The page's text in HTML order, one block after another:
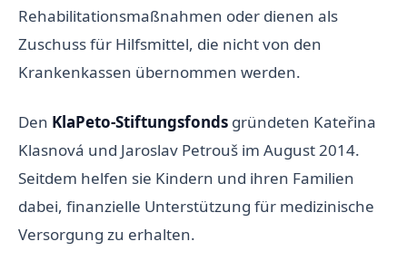
Rehabilitationsmaßnahmen oder dienen als
Zuschuss für Hilfsmittel, die nicht von den
Krankenkassen übernommen werden.
Den KlaPeto-Stiftungsfonds gründeten Kateřina
Klasnová und Jaroslav Petrouš im August 2014.
Seitdem helfen sie Kindern und ihren Familien
dabei, finanzielle Unterstützung für medizinische
Versorgung zu erhalten.